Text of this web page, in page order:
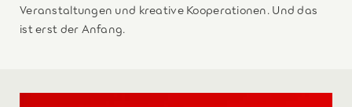
Veranstaltungen und kreative Kooperationen. Und das
ist erst der Anfang.